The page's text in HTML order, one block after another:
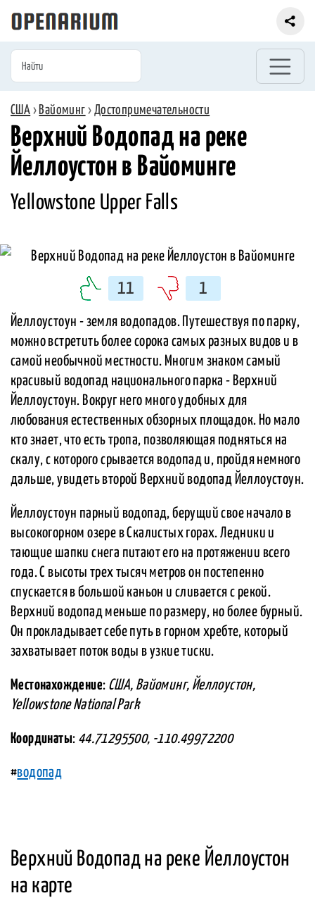
США › Вайоминг › Достопримечательности
Верхний Водопад на реке
Йеллоустон в Вайоминге
Yellowstone Upper Falls
11 1
Йеллоустоун - земля водопадов. Путешествуя по парку,
можно встретить более сорока самых разных видов и в
самой необычной местности. Многим знаком самый
красивый водопад национального парка - Верхний
Йеллоустоун. Вокруг него много удобных для
любования естественных обзорных площадок. Но мало
кто знает, что есть тропа, позволяющая подняться на
скалу, с которого срывается водопад и, пройдя немного
дальше, увидеть второй Верхний водопад Йеллоустоун.
Йеллоустоун парный водопад, берущий свое начало в
высокогорном озере в Скалистых горах. Ледники и
тающие шапки снега питают его на протяжении всего
года. С высоты трех тысяч метров он постепенно
спускается в большой каньон и сливается с рекой.
Верхний водопад меньше по размеру, но более бурный.
Он прокладывает себе путь в горном хребте, который
захватывает поток воды в узкие тиски.
Местонахождение: США, Вайоминг, Йеллоустон,
Yellowstone National Park
Координаты: 44.71295500, -110.49972200
#водопад
Верхний Водопад на реке Йеллоустон
на карте